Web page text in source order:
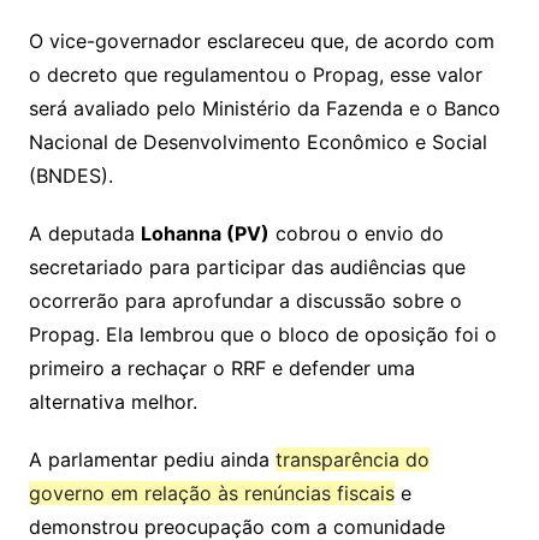
O vice-governador esclareceu que, de acordo com
o decreto que regulamentou o Propag, esse valor
será avaliado pelo Ministério da Fazenda e o Banco
Nacional de Desenvolvimento Econômico e Social
(BNDES).
A deputada Lohanna (PV) cobrou o envio do
secretariado para participar das audiências que
ocorrerão para aprofundar a discussão sobre o
Propag. Ela lembrou que o bloco de oposição foi o
primeiro a rechaçar o RRF e defender uma
alternativa melhor.
A parlamentar pediu ainda transparência do
governo em relação às renúncias fiscaise
demonstrou preocupação com a comunidade